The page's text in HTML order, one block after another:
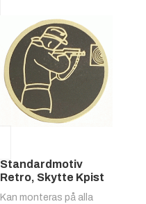
Standardmotiv
Retro, Skytte Kpist
Kan monteras på alla